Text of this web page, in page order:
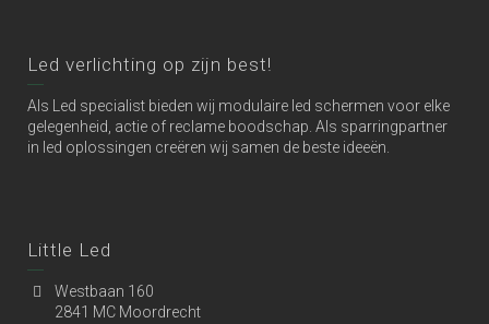
Led verlichting op zijn best!
Als Led specialist bieden wij modulaire led schermen voor elke
gelegenheid, actie of reclame boodschap. Als sparringpartner
in led oplossingen creëren wij samen de beste ideeën.
Little Led
Westbaan 160
2841 MC Moordrecht